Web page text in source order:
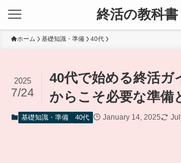
終活の教科書
ホーム 基礎知識・準備 40代
40代で始める終活ガ
からこそ必要な準備
2025
7/24
基礎知識・準備 40代 January 14, 2025